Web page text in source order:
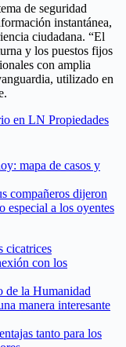
de seguridad
instantánea,
ciudadana. “El
y los puestos fijos
con amplia
utilizado en
en LN Propiedades
mapa de casos y
compañeros dijeron
especial a los oyentes
cicatrices
con los
de la Humanidad
manera interesante
tanto para los